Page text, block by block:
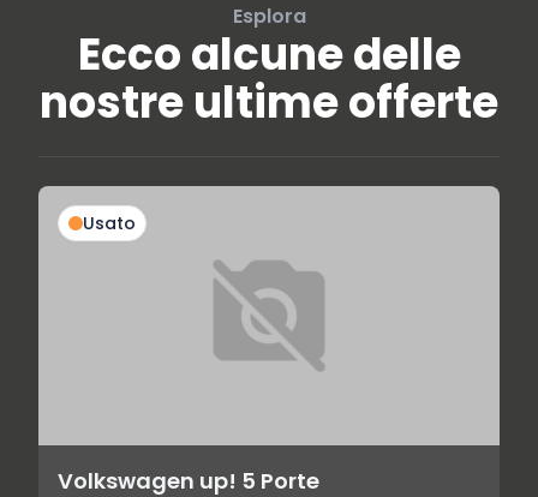
Esplora
Ecco alcune delle
nostre ultime offerte
Usato
Volkswagen up! 5 Porte